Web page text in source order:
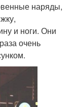
наряды,
и ноги. Они
очень